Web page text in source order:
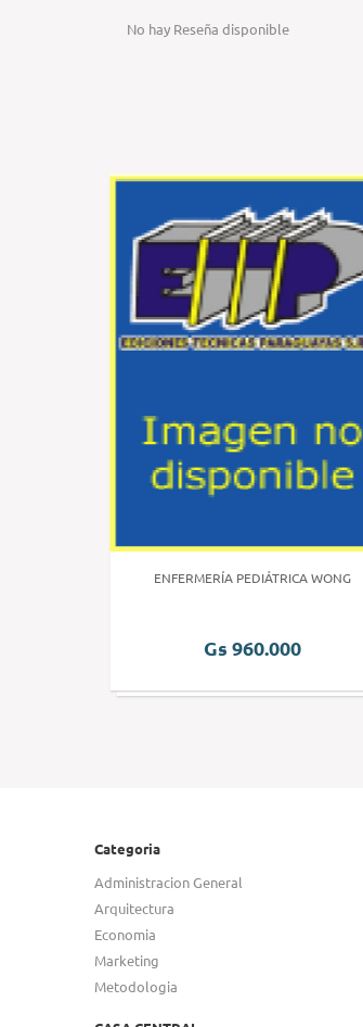
No hay Reseña disponible
ENFERMERÍA PEDIÁTRICA WONG
Gs 960.000
Categoria
Administracion General
Arquitectura
Economia
Marketing
Metodologia